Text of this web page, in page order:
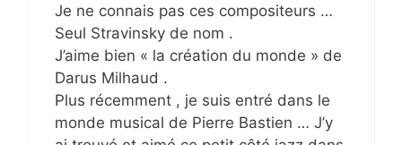
Je ne connais pas ces compositeurs …
Seul Stravinsky de nom .
J’aime bien « la création du monde » de
Darus Milhaud .
Plus récemment , je suis entré dans le
monde musical de Pierre Bastien … J’y